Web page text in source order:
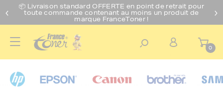
📦 Livraison standard OFFERTE en point de retrait pour
toute commande contenant au moins un produit de
marque FranceToner !
0